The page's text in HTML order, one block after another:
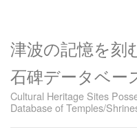
津波の記憶を刻
石碑データベー
Cultural Heritage Sites
Database of Temples/